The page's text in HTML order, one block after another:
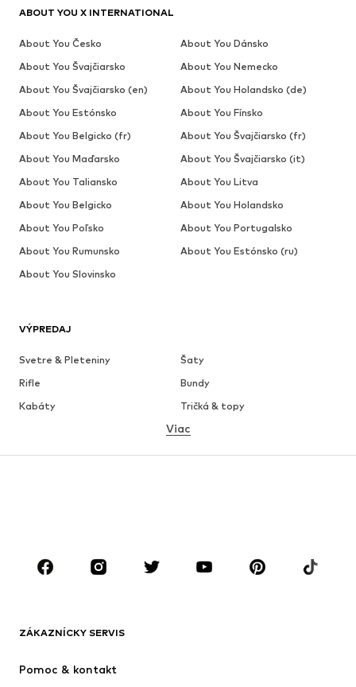
VÝPREDAJ
Svetre & Pleteniny
Šaty
Rifle
Bundy
Kabáty
Tričká & topy
Bielizeň
Sukne
Blúzky & tuniky
Doplnky
Premium
Nové
Viac
ZÁKAZNÍCKY SERVIS
Pomoc & kontakt
ABOUT YOU X INTERNATIONAL
About You Česko
About You Dánsko
About You Švajčiarsko
About You Nemecko
About You Švajčiarsko (en)
About You Holandsko (de)
About You Estónsko
About You Fínsko
About You Belgicko (fr)
About You Švajčiarsko (fr)
About You Maďarsko
About You Švajčiarsko (it)
About You Taliansko
About You Litva
About You Belgicko
About You Holandsko
About You Poľsko
About You Portugalsko
About You Rumunsko
About You Estónsko (ru)
About You Slovinsko